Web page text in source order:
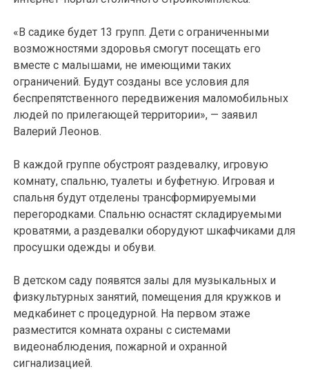
«В садике будет 13 групп. Дети с ограниченными
возможностями здоровья смогут посещать его
вместе с малышами, не имеющими таких
ограничений. Будут созданы все условия для
беспрепятственного передвижения маломобильных
людей по прилегающей территории», — заявил
Валерий Леонов.
В каждой группе обустроят раздевалку, игровую
комнату, спальню, туалеты и буфетную. Игровая и
спальня будут отделены трансформируемыми
перегородками. Спальню оснастят складируемыми
кроватями, а раздевалки оборудуют шкафчиками для
просушки одежды и обуви.
В детском саду появятся залы для музыкальных и
физкультурных занятий, помещения для кружков и
медкабинет с процедурной. На первом этаже
разместится комната охраны с системами
видеонаблюдения, пожарной и охранной
сигнализацией.